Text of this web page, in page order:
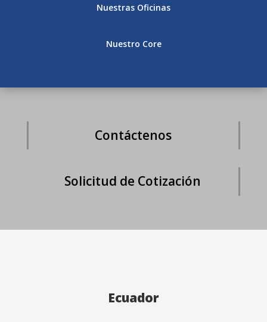
Nuestras Oficinas
Nuestro Core
Contáctenos
Solicitud de Cotización
Ecuador